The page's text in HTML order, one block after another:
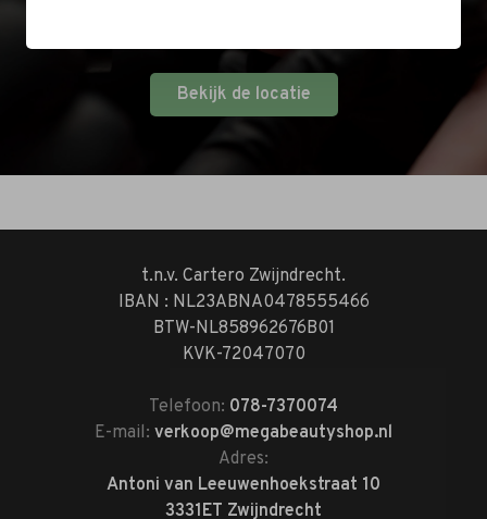
Bekijk de locatie
t.n.v. Cartero Zwijndrecht.
IBAN : NL23ABNA0478555466
BTW-NL858962676B01
KVK-72047070
Telefoon: 078-7370074
E-mail: verkoop@megabeautyshop.nl
Adres:
Antoni van Leeuwenhoekstraat 10
3331ET Zwijndrecht